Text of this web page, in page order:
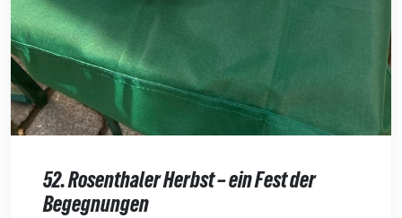
52. Rosenthaler Herbst – ein Fest der
Begegnungen